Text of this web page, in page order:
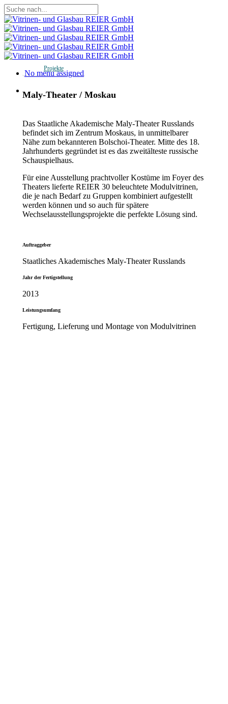
Skip
to
main
content
Close
Search
Menu
No menu assigned
Menu
Projekte
Maly-Theater / Moskau
Das Staatliche Akademische Maly-Theater Russlands
befindet sich im Zentrum Moskaus, in unmittelbarer
Nähe zum bekannteren Bolschoi-Theater. Mitte des 18.
Jahrhunderts gegründet ist es das zweitälteste russische
Schauspielhaus.
Für eine Ausstellung prachtvoller Kostüme im Foyer des
Theaters lieferte REIER 30 beleuchtete Modulvitrinen,
die je nach Bedarf zu Gruppen kombiniert aufgestellt
werden können und so auch für spätere
Wechselausstellungsprojekte die perfekte Lösung sind.
Auftraggeber
Staatliches Akademisches Maly-Theater Russlands
Jahr der Fertigstellung
2013
Leistungsumfang
Fertigung, Lieferung und Montage von Modulvitrinen